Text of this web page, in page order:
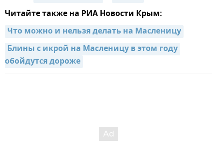
Читайте также на РИА Новости Крым:
Что можно и нельзя делать на Масленицу
Блины с икрой на Масленицу в этом году
обойдутся дороже